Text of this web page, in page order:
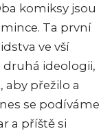
komiksy jsou
Ta první
ve vší
druhá ideologii,
aby přežilo a
se podíváme
a příště si